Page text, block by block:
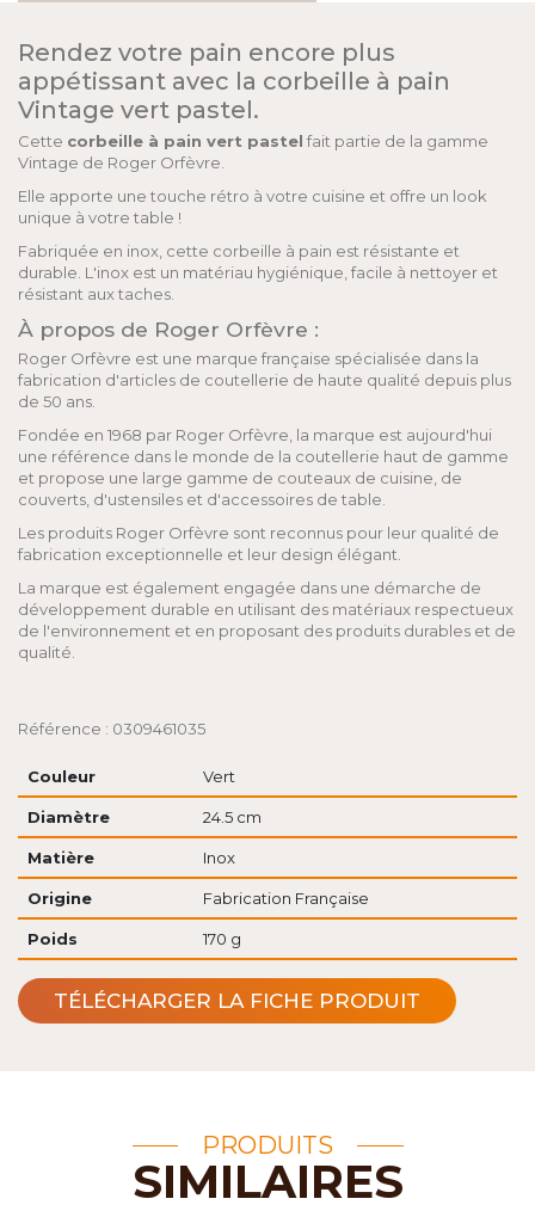
Rendez votre pain encore plus
appétissant avec la corbeille à pain
Vintage vert pastel.
Cette corbeille à pain vert pastel fait partie de la gamme
Vintage de Roger Orfèvre.
Elle apporte une touche rétro à votre cuisine et offre un look
unique à votre table !
Fabriquée en inox, cette corbeille à pain est résistante et
durable. L'inox est un matériau hygiénique, facile à nettoyer et
résistant aux taches.
À propos de Roger Orfèvre :
Roger Orfèvre est une marque française spécialisée dans la
fabrication d'articles de coutellerie de haute qualité depuis plus
de 50 ans.
Fondée en 1968 par Roger Orfèvre, la marque est aujourd'hui
une référence dans le monde de la coutellerie haut de gamme
et propose une large gamme de couteaux de cuisine, de
couverts, d'ustensiles et d'accessoires de table.
Les produits Roger Orfèvre sont reconnus pour leur qualité de
fabrication exceptionnelle et leur design élégant.
La marque est également engagée dans une démarche de
développement durable en utilisant des matériaux respectueux
de l'environnement et en proposant des produits durables et de
qualité.
Référence : 0309461035
Couleur Vert
Diamètre 24.5 cm
Matière Inox
Origine Fabrication Française
Poids 170 g
TÉLÉCHARGER LA FICHE PRODUIT
PRODUITS
SIMILAIRES